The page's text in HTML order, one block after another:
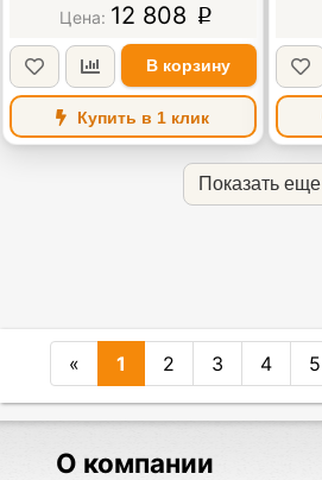
12 808 p
В корзину
Купить в 1 клик
Показать еще
« 1 2 3 4 5
О компании